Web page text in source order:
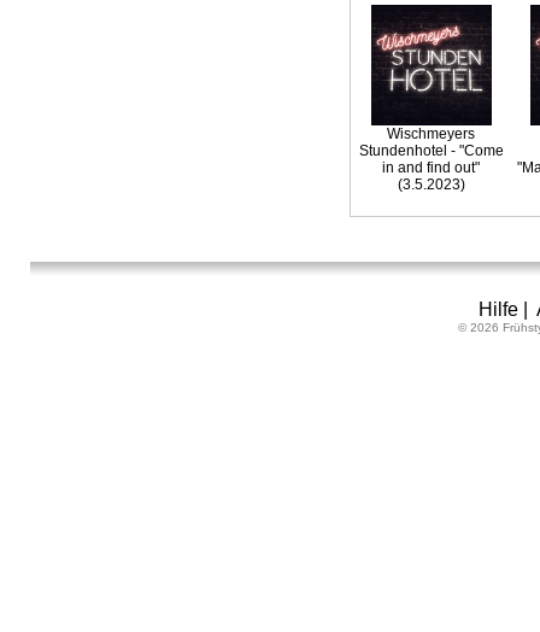
Wischmeyers
Stundenhotel - "Come
in and find out"
(3.5.2023)
Hilfe|
© 2026